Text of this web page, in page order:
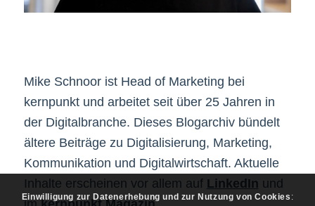
Mike Schnoor ist Head of Marketing bei
kernpunkt und arbeitet seit über 25 Jahren in
der Digitalbranche. Dieses Blogarchiv bündelt
ältere Beiträge zu Digitalisierung, Marketing,
Kommunikation und Digitalwirtschaft. Aktuelle
Inhalte erscheinen vor allem auf LinkedIn und
Einwilligung zur Datenerhebung und zur Nutzung von Cookies :